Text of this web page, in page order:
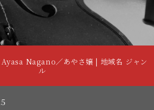
Nagano／あやさ嬢 | 地域名 ジャン
ル